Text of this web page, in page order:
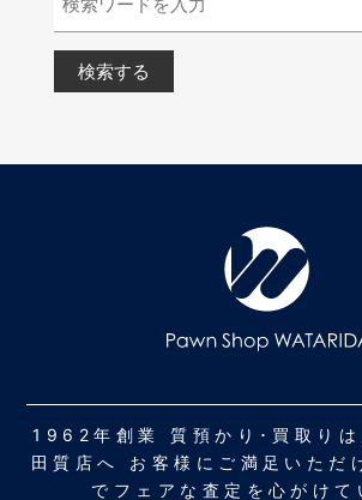
1962年創業 質預かり･買取りは
田質店へ お客様にご満足いただ
でフェアな査定を心がけて